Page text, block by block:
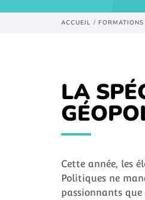
ACCUEIL / FORMATIONS
LA
Cette année, les
Politiques ne
passionnants que